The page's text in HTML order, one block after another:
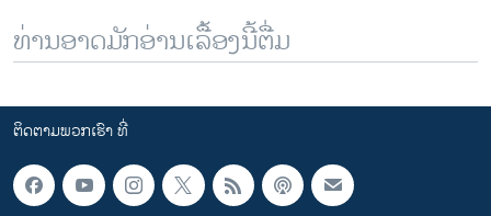
ທ່ານອາດມັກອ່ານເລື້ອງນີ້ຕື່ມ
ຕິດຕາມພວກເຮົາ ທີ່